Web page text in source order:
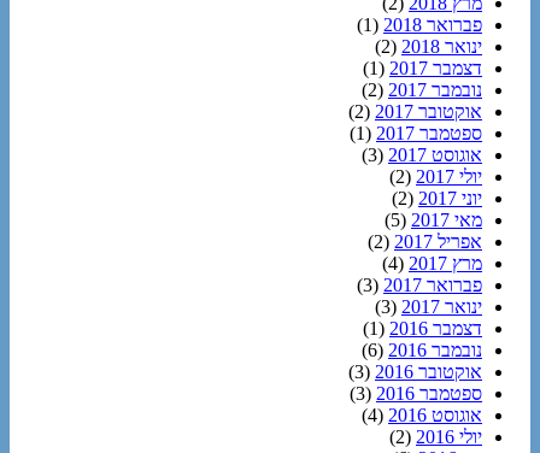
פברואר 2018
(1)
ינואר 2018
(2)
דצמבר 2017
(1)
נובמבר 2017
(2)
אוקטובר 2017
(2)
ספטמבר 2017
(1)
אוגוסט 2017
(3)
יולי 2017
(2)
יוני 2017
(2)
מאי 2017
(5)
אפריל 2017
(2)
מרץ 2017
(4)
פברואר 2017
(3)
ינואר 2017
(3)
דצמבר 2016
(1)
נובמבר 2016
(6)
אוקטובר 2016
(3)
ספטמבר 2016
(3)
אוגוסט 2016
(4)
יולי 2016
(2)